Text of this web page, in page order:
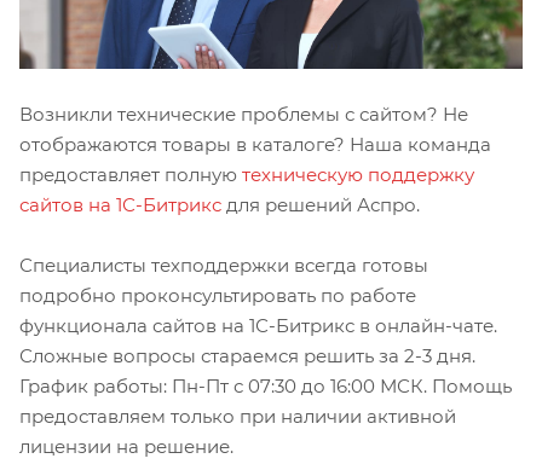
Возникли технические проблемы с сайтом? Не
отображаются товары в каталоге? Наша команда
предоставляет полную техническую поддержку
сайтов на 1С-Битрикс для решений Аспро.
Специалисты техподдержки всегда готовы
подробно проконсультировать по работе
функционала сайтов на 1С-Битрикс в онлайн-чате.
Сложные вопросы стараемся решить за 2-3 дня.
График работы: Пн-Пт с 07:30 до 16:00 МСК. Помощь
предоставляем только при наличии активной
лицензии на решение.